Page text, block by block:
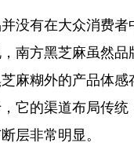
没有在大众消费者
南方黑芝麻虽然品
麻糊外的产品体感
它的渠道布局传统
层非常明显。